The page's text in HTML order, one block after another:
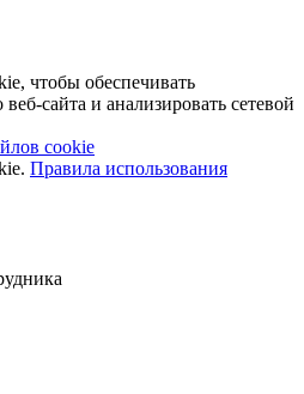
чтобы обеспечивать
сайта и анализировать сетевой
cookie
Правила использования